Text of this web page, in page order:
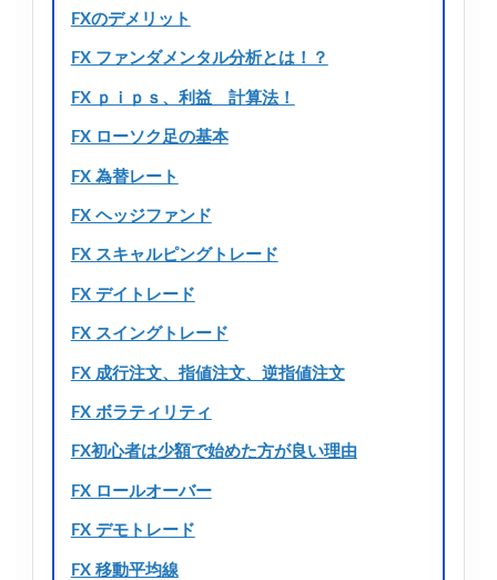
FXのデメリット
FX ファンダメンタル分析とは！？
FX ｐｉｐｓ、利益 計算法！
FX ローソク足の基本
FX 為替レート
FX ヘッジファンド
FX スキャルピングトレード
FX デイトレード
FX スイングトレード
FX 成行注文、指値注文、逆指値注文
FX ボラティリティ
FX初心者は少額で始めた方が良い理由
FX ロールオーバー
FX デモトレード
FX 移動平均線